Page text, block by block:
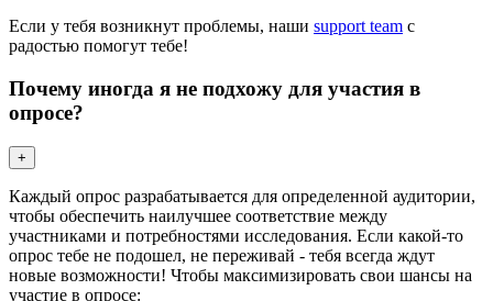
Если у тебя возникнут проблемы, наши support team с
радостью помогут тебе!
Почему иногда я не подхожу для участия в
опросе?
+
Каждый опрос разрабатывается для определенной аудитории,
чтобы обеспечить наилучшее соответствие между
участниками и потребностями исследования. Если какой-то
опрос тебе не подошел, не переживай - тебя всегда ждут
новые возможности! Чтобы максимизировать свои шансы на
участие в опросе: